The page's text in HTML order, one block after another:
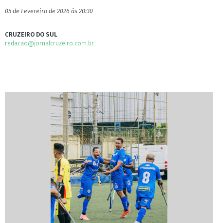
05 de Fevereiro de 2026 às 20:30
CRUZEIRO DO SUL
redacao@jornalcruzeiro.com.br